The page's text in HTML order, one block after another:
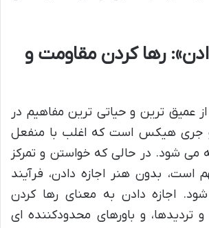
رها کردن مقاومت و
از عمیق ترین و حیاتی ترین مفاهیم در
و جری هیکس است که اغلب با منفعل
می شود. در حالی که خواستن و تمرکز
است، بدون هنر اجازه دادن، فرآیند
اجازه دادن به معنای رها کردن
و باورهای محدودکننده ای